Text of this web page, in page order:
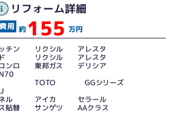
リフォーム詳細
約 155 万円
ッチン リクシル アレスタ
ド リクシル アレスタ
コンロ 東邦ガス デリシア
GGシリーズ
ネル アイカ セラール
ス貼替 サンゲツ AAクラス